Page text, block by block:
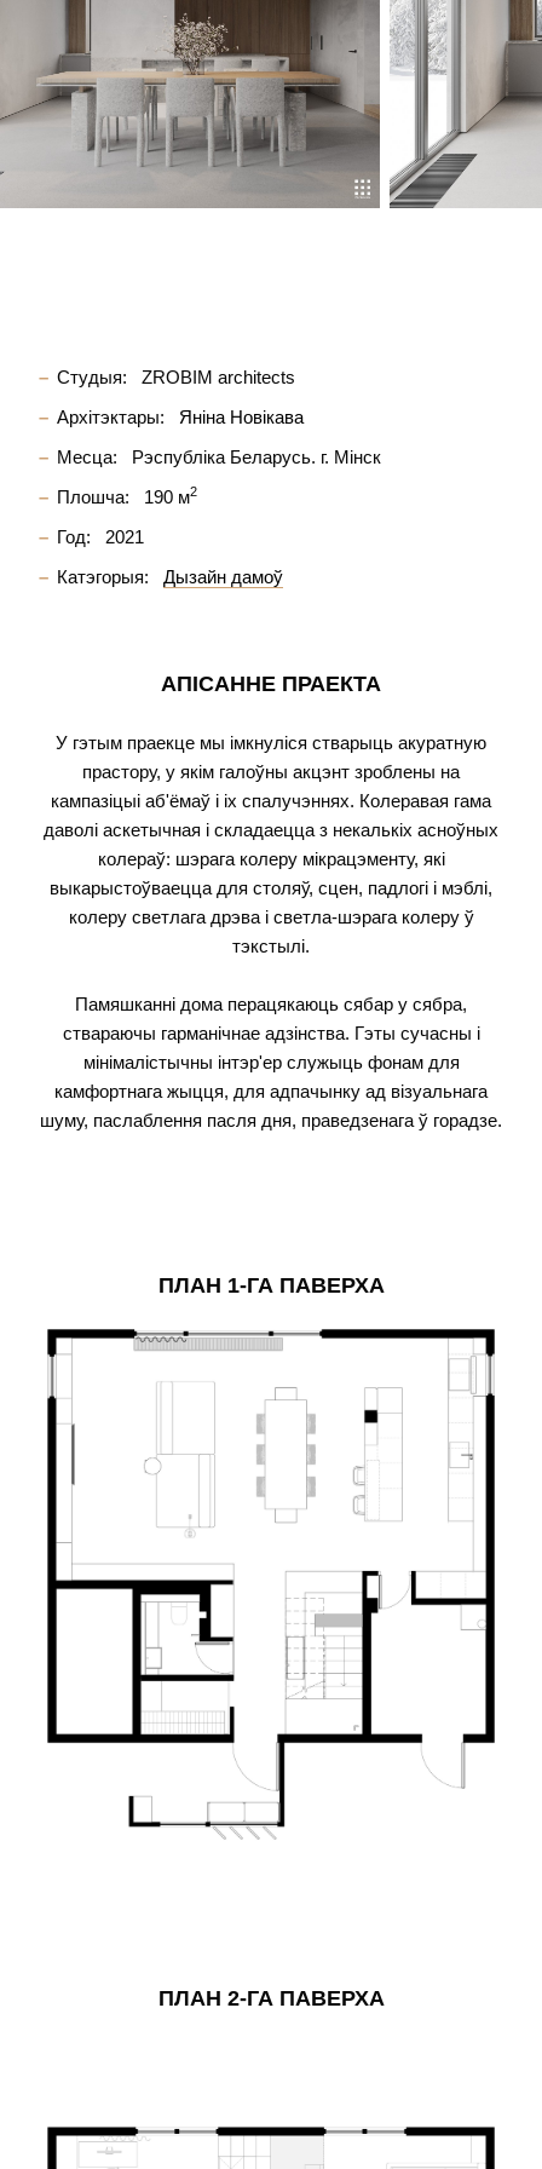
Студыя:
ZROBIM architects
Архітэктары:
Яніна Новікава
Месца:
Рэспубліка Беларусь. г. Мінск
Плошча:
190 м2
Год:
2021
Катэгорыя:
Дызайн дамоў
АПІСАННЕ ПРАЕКТА
У гэтым праекце мы імкнуліся стварыць акуратную
прастору, у якім галоўны акцэнт зроблены на
кампазіцыі аб'ёмаў і іх спалучэннях. Колеравая гама
даволі аскетычная і складаецца з некалькіх асноўных
колераў: шэрага колеру мікрацэменту, які
выкарыстоўваецца для столяў, сцен, падлогі і мэблі,
колеру светлага дрэва і светла-шэрага колеру ў
тэкстылі.
Памяшканні дома перацякаюць сябар у сябра,
ствараючы гарманічнае адзінства. Гэты сучасны і
мінімалістычны інтэр'ер служыць фонам для
камфортнага жыцця, для адпачынку ад візуальнага
шуму, паслаблення пасля дня, праведзенага ў горадзе.
ПЛАН 1-ГА ПАВЕРХА
ПЛАН 2-ГА ПАВЕРХА